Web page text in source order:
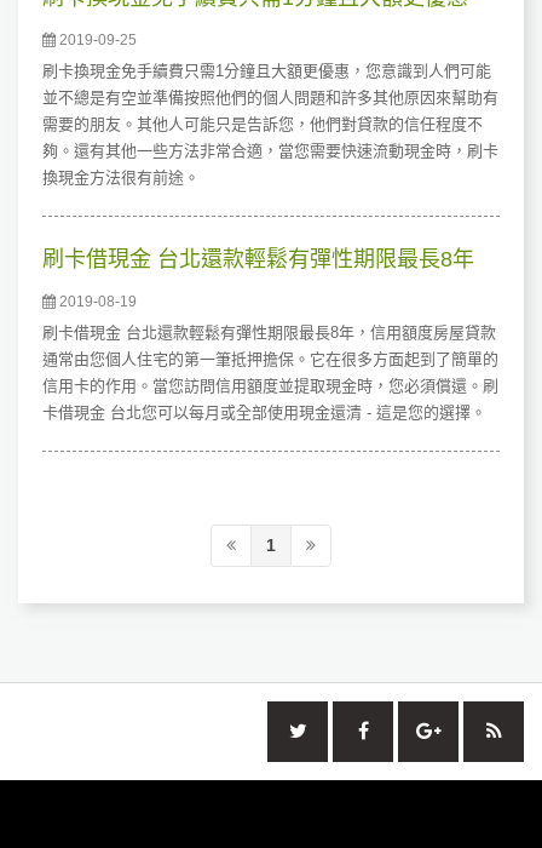
2019-09-25
刷卡換現金免手續費只需1分鐘且大額更優惠，您意識到人們可能
並不總是有空並準備按照他們的個人問題和許多其他原因來幫助有
需要的朋友。其他人可能只是告訴您，他們對貸款的信任程度不
夠。還有其他一些方法非常合適，當您需要快速流動現金時，刷卡
換現金方法很有前途。
刷卡借現金 台北還款輕鬆有彈性期限最長8年
2019-08-19
刷卡借現金 台北還款輕鬆有彈性期限最長8年，信用額度房屋貸款
通常由您個人住宅的第一筆抵押擔保。它在很多方面起到了簡單的
信用卡的作用。當您訪問信用額度並提取現金時，您必須償還。刷
卡借現金 台北您可以每月或全部使用現金還清 - 這是您的選擇。
1